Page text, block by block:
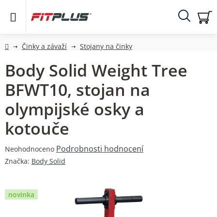
Hledat
DomůČinky a závaží Stojany na činky
Body Solid Weight Tree
BFWT10, stojan na
olympijské osky a
kotouče
Průměrné
hodnocení
0,0
z
Neohodnoceno Podrobnosti hodnocení
Značka: Body Solid
novinka